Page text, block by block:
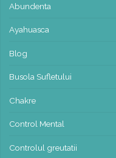
Abundenta
Ayahuasca
Blog
Busola Sufletului
Chakre
Control Mental
Controlul greutatii